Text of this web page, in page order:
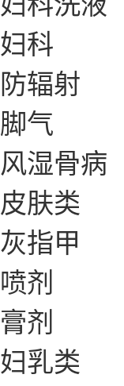
妇科
防辐射
脚气
风湿骨病
皮肤类
灰指甲
喷剂
膏剂
妇乳类